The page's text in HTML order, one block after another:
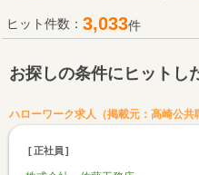
ヒット件数： 3,033件
お探しの条件にヒットし
ハローワーク求人（掲載元：高崎公共
正社員